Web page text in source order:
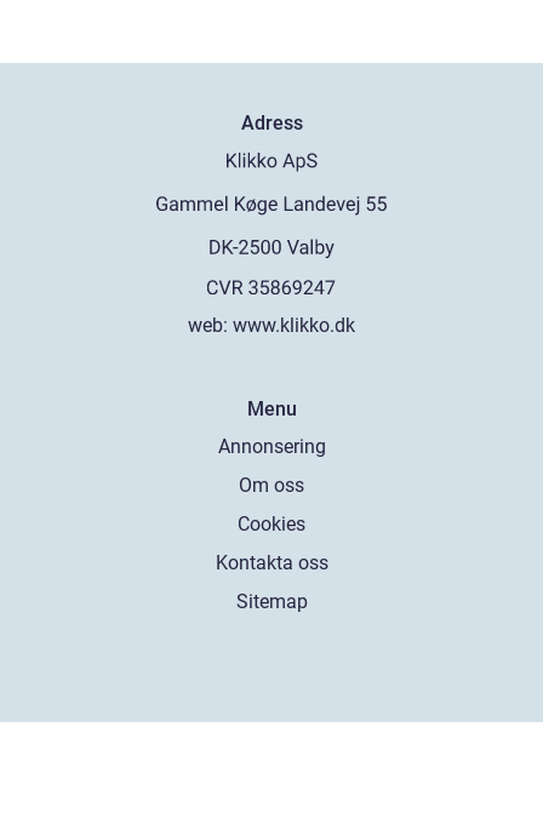
Adress
web: www.klikko.dk
Menu
Annonsering
Om oss
Cookies
Kontakta oss
Sitemap